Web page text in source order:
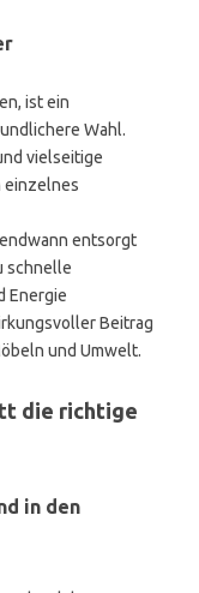
ist ein
Wahl.
vielseitige
einzelnes
entsorgt
schnelle
Energie
Beitrag
und Umwelt.
die richtige
in den